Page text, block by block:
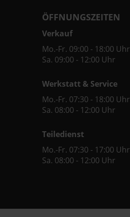
ÖFFNUNGSZEITEN
Verkauf
Mo.-Fr. 09:00 - 18:00 Uhr
Sa. 09:00 - 12:00 Uhr
Werkstatt & Service
Mo.-Fr. 07:30 - 18:00 Uhr
Sa. 08:00 - 12:00 Uhr
Teiledienst
Mo.-Fr. 07:30 - 17:00 Uhr
Sa. 08:00 - 12:00 Uhr